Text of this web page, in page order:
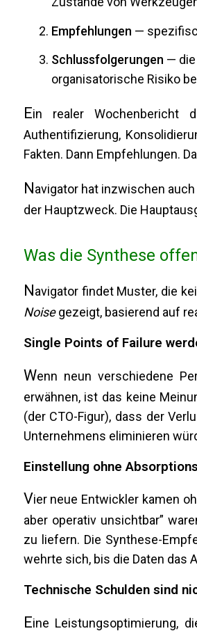
Empfehlungen —
Schlussfolgerungen — die
organisatorische Risiko
Ein realer Wochenbericht
Authentifizierung,
Fakten. Dann Empfehlungen.
N avigator hat inzwischen
der Hauptzweck. Die
Was die Synthese
N avigator findet Muster, die
Noisegezeigt, basierend auf
Single Points of Failure
Wenn neun verschiedene
erwähnen, ist das keine
(der CTO-Figur), dass der
Unternehmens eliminieren
Einstellung ohne
Vier neue Entwickler kamen
aber operativ unsichtbar”
zu liefern. Die Synthese-
wehrte sich, bis die Daten das
Technische Schulden sind
Eine Leistungsoptimierung,